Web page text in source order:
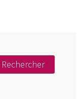
Rechercher